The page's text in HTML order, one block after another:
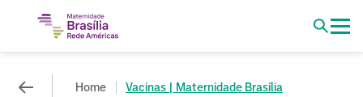
Home Vacinas | Maternidade Brasília